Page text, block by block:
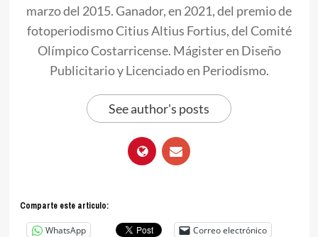
marzo del 2015. Ganador, en 2021, del premio de
fotoperiodismo Citius Altius Fortius, del Comité
Olímpico Costarricense. Mágister en Diseño
Publicitario y Licenciado en Periodismo.
See author's posts
Comparte este articulo:
WhatsApp
Correo electrónico